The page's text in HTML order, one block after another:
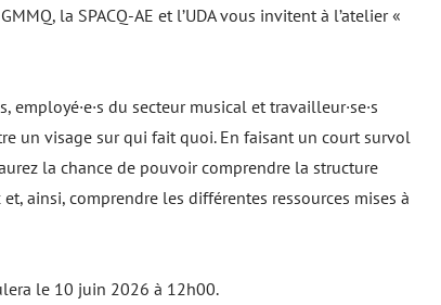
la SPACQ-AE et l’UDA vous invitent à l’atelier «
employé·e·s du secteur musical et travailleur·se·s
un visage sur qui fait quoi. En faisant un court survol
la chance de pouvoir comprendre la structure
ainsi, comprendre les différentes ressources mises à
le 10 juin 2026 à 12h00.